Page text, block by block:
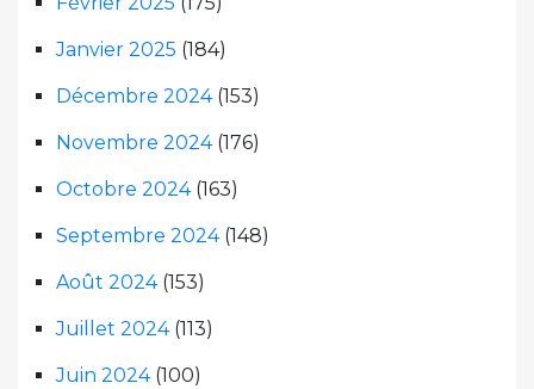
Janvier 2025 (184)
Décembre 2024(153)
Novembre 2024(176)
Octobre 2024(163)
Septembre 2024(148)
Août 2024(153)
Juillet 2024(113)
Juin 2024(100)